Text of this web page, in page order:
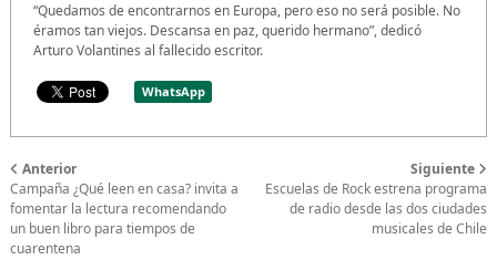
“Quedamos de encontrarnos en Europa, pero eso no será posible. No
éramos tan viejos. Descansa en paz, querido hermano”, dedicó
Arturo Volantines al fallecido escritor.
WhatsApp
Anterior
Campaña ¿Qué leen en casa? invita a
fomentar la lectura recomendando
un buen libro para tiempos de
cuarentena
Siguiente
Escuelas de Rock estrena programa
de radio desde las dos ciudades
musicales de Chile